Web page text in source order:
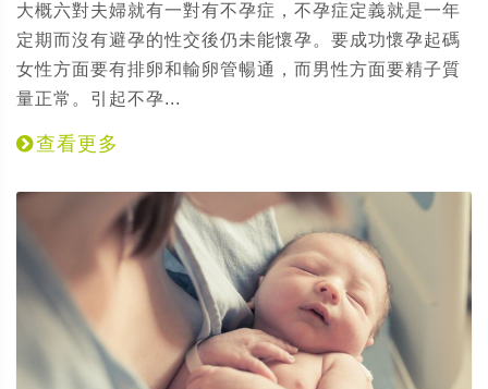
大概六對夫婦就有一對有不孕症，不孕症定義就是一年
定期而沒有避孕的性交後仍未能懷孕。要成功懷孕起碼
女性方面要有排卵和輸卵管暢通，而男性方面要精子質
量正常。引起不孕...
查看更多